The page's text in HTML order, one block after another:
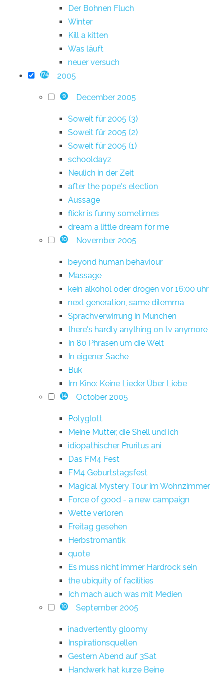
Der Bohnen Fluch
Winter
Kill a kitten
Was läuft
neuer versuch
174 2005
9 December 2005
Soweit für 2005 (3)
Soweit für 2005 (2)
Soweit für 2005 (1)
schooldayz
Neulich in der Zeit
after the pope's election
Aussage
flickr is funny sometimes
dream a little dream for me
10 November 2005
beyond human behaviour
Massage
kein alkohol oder drogen vor 16:00 uhr
next generation, same dilemma
Sprachverwirrung in München
there's hardly anything on tv anymore
In 80 Phrasen um die Welt
In eigener Sache
Buk
Im Kino: Keine Lieder Über Liebe
14 October 2005
Polyglott
Meine Mutter, die Shell und ich
idiopathischer Pruritus ani
Das FM4 Fest
FM4 Geburtstagsfest
Magical Mystery Tour im Wohnzimmer
Force of good - a new campaign
Wette verloren
Freitag gesehen
Herbstromantik
quote
Es muss nicht immer Hardrock sein
the ubiquity of facilities
Ich mach auch was mit Medien
10 September 2005
inadvertently gloomy
Inspirationsquellen
Gestern Abend auf 3Sat
Handwerk hat kurze Beine